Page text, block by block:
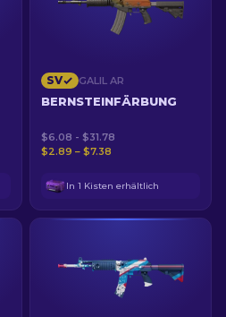
SV GALIL AR
BERNSTEINFÄRBUNG
$6.08 - $31.78
$2.89 – $7.38
In 1 Kisten erhältlich